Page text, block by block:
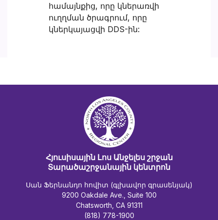
համայնքից, որը կներառվի
ուղղման ծրագրում, որը
կներկայացվի DDS-ին:
Հյուսիսային Լոս Անջելես շրջան
Տարածաշրջանային կենտրոն
Սան Ֆերնանդո հովիտ (գլխավոր գրասենյակ)
9200 Oakdale Ave., Suite 100
Chatsworth, CA 91311
(818) 778-1900